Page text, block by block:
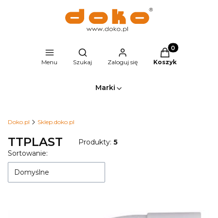
Menu
Otwórz wyszukiwarkę
Szukaj Zaloguj się
Produkty w
Koszyk
Marki
Doko.pl Sklep.doko.pl
TTPLAST Produkty: 5
Lista produktów
Sortowanie:
Domyślne